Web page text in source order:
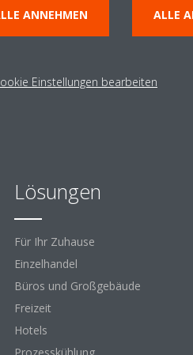
Lösungen
Für Ihr Zuhause
Einzelhandel
Büros und Großgebäude
Freizeit
Hotels
ANNEHMEN ALLE
Einstellungen bearbeiten